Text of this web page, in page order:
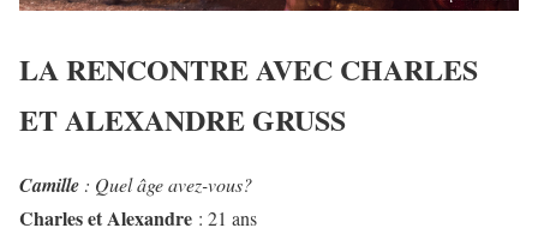
LA RENCONTRE AVEC CHARLES
ET ALEXANDRE GRUSS
Camille : Quel âge avez-vous?
Charles et Alexandre : 21 ans